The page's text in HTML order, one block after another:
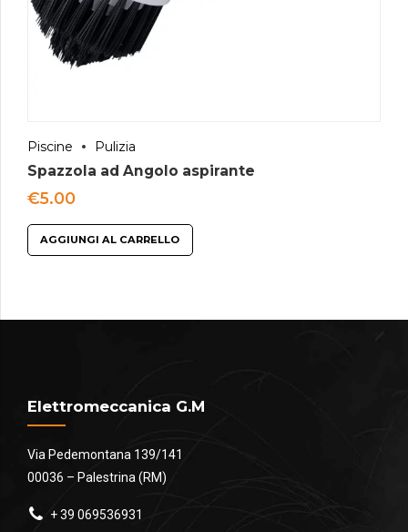
Piscine Pulizia
Spazzola ad Angolo aspirante
€5.00
AGGIUNGI AL CARRELLO
Elettromeccanica G.M
Via Pedemontana 139/141
00036 – Palestrina (RM)
+ 39 069536931